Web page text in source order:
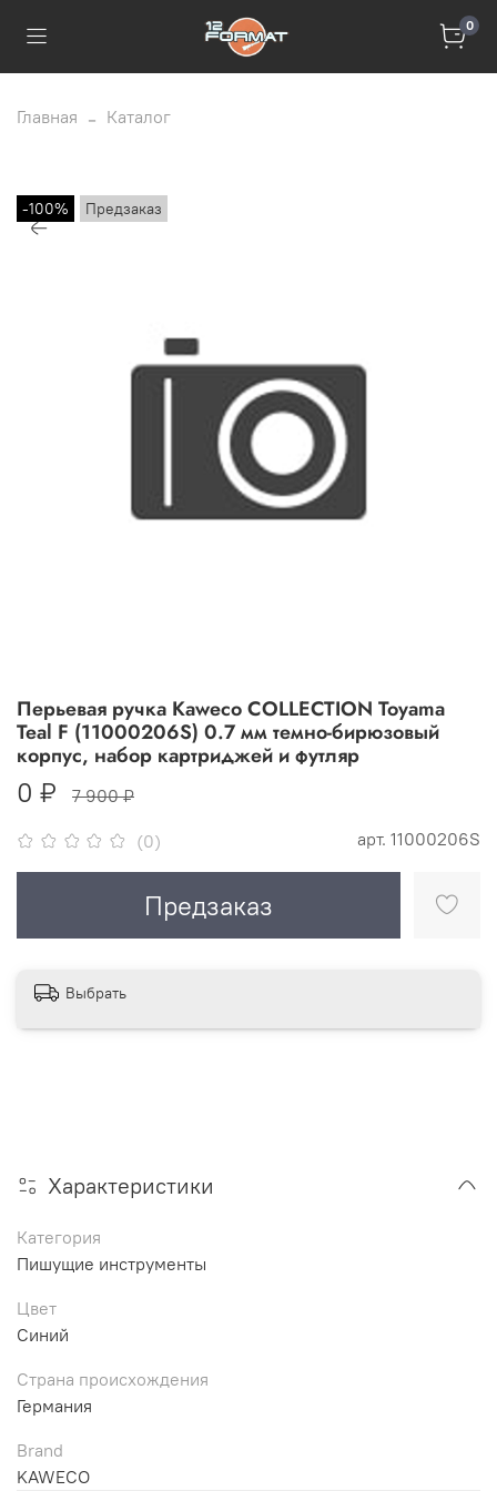
0
Главная Каталог
-100% Предзаказ
(0) арт. 11000206S
Перьевая ручка Kaweco COLLECTION Toyama
Teal F (11000206S) 0.7 мм темно-бирюзовый
корпус, набор картриджей и футляр
0 ₽ 7 900 ₽
Предзаказ
Выбрать
Характеристики
Категория
Пишущие инструменты
Цвет
Синий
Страна происхождения
Германия
Brand
KAWECO